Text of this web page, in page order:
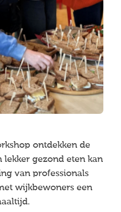
ontdekken de
lekker gezond eten kan
van professionals
wijkbewoners een